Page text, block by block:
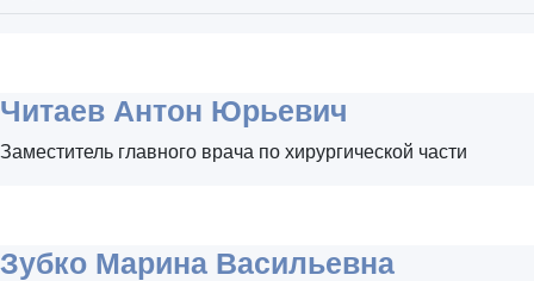
Читаев Антон Юрьевич
Заместитель главного врача по хирургической части
Зубко Марина Васильевна